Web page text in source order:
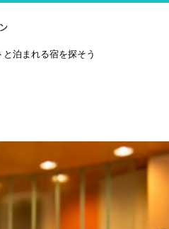
泊まれる宿を探そう